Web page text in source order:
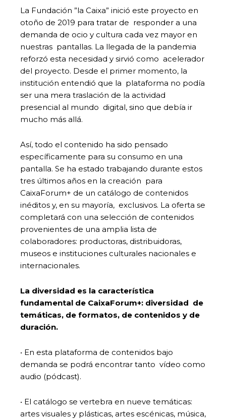
La Fundación ”la Caixa” inició este proyecto en
otoño de 2019 para tratar de responder a una
demanda de ocio y cultura cada vez mayor en
nuestras pantallas. La llegada de la pandemia
reforzó esta necesidad y sirvió como acelerador
del proyecto. Desde el primer momento, la
institución entendió que la plataforma no podía
ser una mera traslación de la actividad
presencial al mundo digital, sino que debía ir
mucho más allá.
Así, todo el contenido ha sido pensado
específicamente para su consumo en una
pantalla. Se ha estado trabajando durante estos
tres últimos años en la creación para
CaixaForum+ de un catálogo de contenidos
inéditos y, en su mayoría, exclusivos. La oferta se
completará con una selección de contenidos
provenientes de una amplia lista de
colaboradores: productoras, distribuidoras,
museos e instituciones culturales nacionales e
internacionales.
La diversidad es la característica
fundamental de CaixaForum+: diversidad de
temáticas, de formatos, de contenidos y de
duración.
• En esta plataforma de contenidos bajo
demanda se podrá encontrar tanto vídeo como
audio (pódcast).
• El catálogo se vertebra en nueve temáticas:
artes visuales y plásticas, artes escénicas, música,